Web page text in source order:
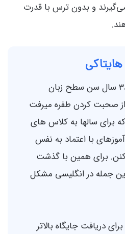
و بدون ترس با قدرت
زبان آموزی که با وجود 38 سال سن سطح زبان
صحبت کردن طفره میرفت
که برای سالها به کلاس های
با اعتماد به نفس
برای همین با گذشت
جمله در انگلیسی مشکل
دریافت جایگاه بالاتر